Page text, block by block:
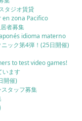
タジオ賃貸
zona Pacifico
者募集
idioma materno
ック第4弾！(25日開催)
to test video games!
います
開催)
タッフ募集